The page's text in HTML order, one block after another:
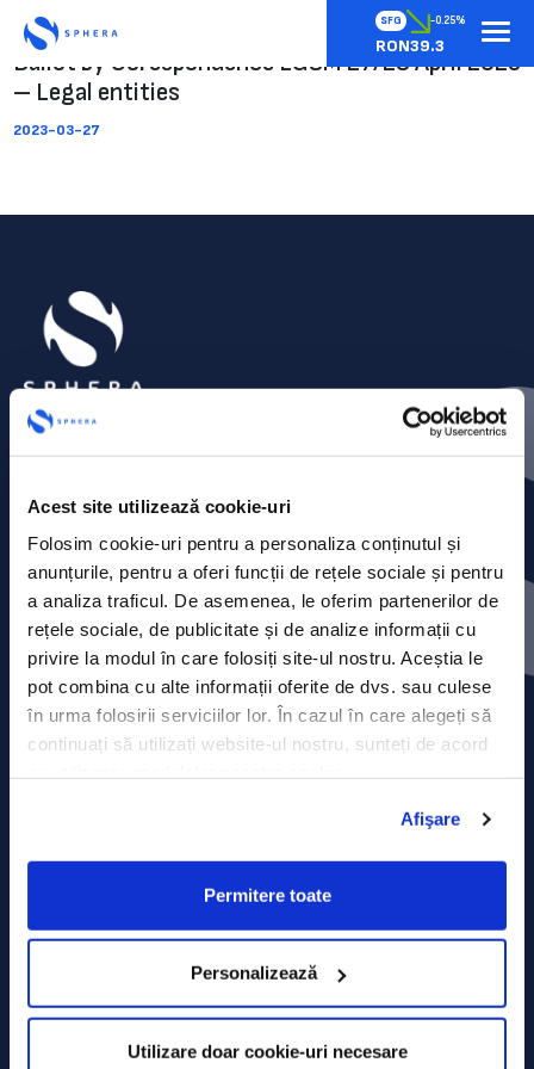
Acest site utilizează cookie-uri
Folosim cookie-uri pentru a personaliza conținutul și
anunțurile, pentru a oferi funcții de rețele sociale și pentru
a analiza traficul. De asemenea, le oferim partenerilor de
rețele sociale, de publicitate și de analize informații cu
privire la modul în care folosiți site-ul nostru. Aceștia le
pot combina cu alte informații oferite de dvs. sau culese
în urma folosirii serviciilor lor. În cazul în care alegeți să
continuați să utilizați website-ul nostru, sunteți de acord
Afişare
Permitere toate
Personalizează
Utilizare doar cookie-uri necesare
SFG -0.25%
RON39.3
Ballot by Corespondence EGSM 27/28 April 2023
– Legal entities
2023-03-27
Press releases
Privacy Policy
Contact
Data Processing policy
Cookie policy